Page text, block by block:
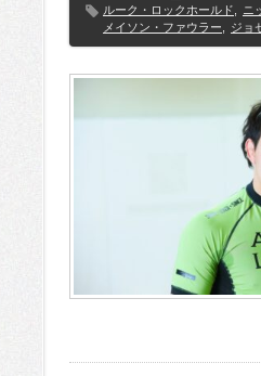
ルーク・ロックホールド
ニ
メイソン・ファウラー
ジョ